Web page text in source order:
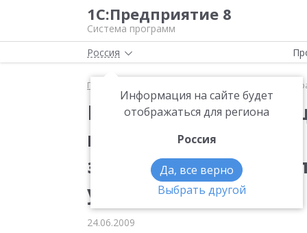
1С:Предприятие 8
Система программ
Россия
Информация на сайте будет
отображаться для региона
Россия
Да, все верно
Выбрать другой
Главная Итоги телеконференции
Итоги
взаимоотношениями
эффективного
условиях"
24.06.2009